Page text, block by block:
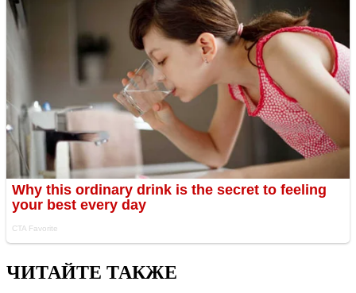
ЧИТАЙТЕ ТАКЖЕ